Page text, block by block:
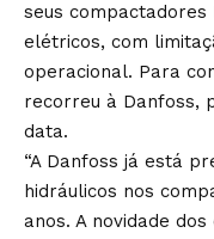
seus compactadores
elétricos, com
operacional. Para
recorreu à Danfoss,
data.
“A Danfoss já está
hidráulicos nos
anos. A novidade